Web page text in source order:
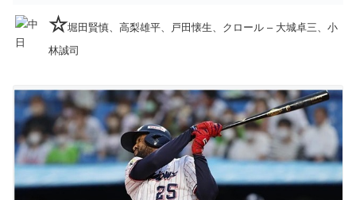
☆堀田賢慎、高梨雄平、戸田懐生、クロール – 大城卓三、小
林誠司